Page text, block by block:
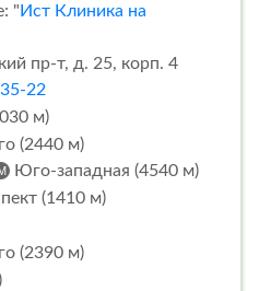
"Ист Клиника на
пр-т, д. 25, корп. 4
22
м)
(2440 м)
Юго-западная (4540 м)
(1410 м)
(2390 м)